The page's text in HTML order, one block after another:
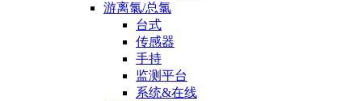
游离氯/总氯
台式
传感器
手持
监测平台
系统&在线